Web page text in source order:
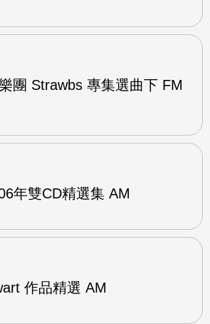
團 Strawbs 專集選曲下 FM
年雙CD精選集 AM
作品精選 AM